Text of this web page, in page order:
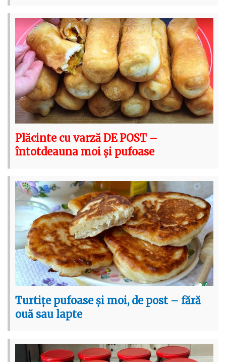
Plăcinte cu varză DE POST –
întotdeauna moi și pufoase
Turtițe pufoase și moi, de post – fără
ouă sau lapte